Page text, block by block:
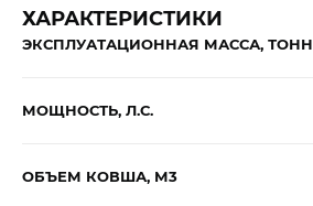
ХАРАКТЕРИСТИКИ
ЭКСПЛУАТАЦИОННАЯ МАССА, ТОНН
МОЩНОСТЬ, Л.С.
ОБЪЕМ КОВША, М3